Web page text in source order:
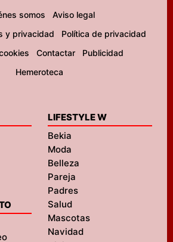
somos
Aviso legal
y privacidad
Política de privacidad
Contactar
Publicidad
Hemeroteca
LIFESTYLE W
Bekia
Moda
Belleza
Pareja
Padres
Salud
Mascotas
Navidad